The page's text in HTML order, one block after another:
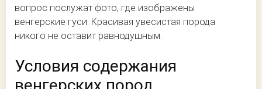
вопрос послужат фото, где изображены
венгерские гуси. Красивая увесистая порода
никого не оставит равнодушным.
Условия содержания